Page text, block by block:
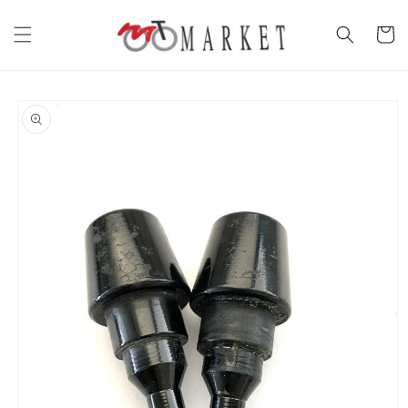
ai contenuti
Carrello
informazioni
sul prodotto